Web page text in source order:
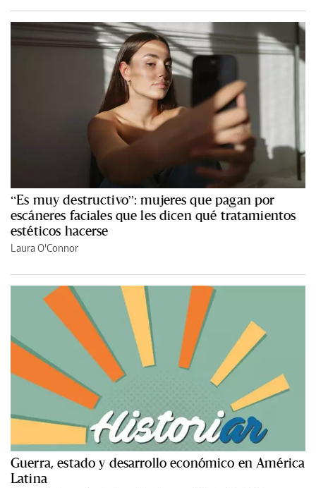
“Es muy destructivo”: mujeres que pagan por
escáneres faciales que les dicen qué tratamientos
estéticos hacerse
Laura O'Connor
Guerra, estado y desarrollo económico en América
Latina